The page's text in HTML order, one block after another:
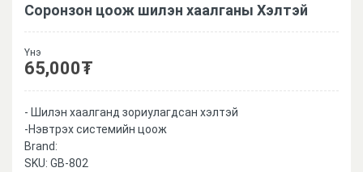
Соронзон цоож шилэн хаалганы Хэлтэй
Үнэ
65,000₮
- Шилэн хаалганд зориулагдсан хэлтэй
-Нэвтрэх системийн цоож
Brand:
SKU: GB-802